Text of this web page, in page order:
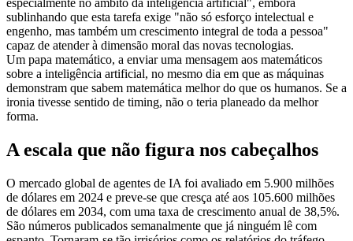
sublinhando que esta tarefa exige "não só esforço intelectual e
engenho, mas também um crescimento integral de toda a pessoa"
capaz de atender à dimensão moral das novas tecnologias.
Um papa matemático, a enviar uma mensagem aos matemáticos
sobre a inteligência artificial, no mesmo dia em que as máquinas
demonstram que sabem matemática melhor do que os humanos. Se a
ironia tivesse sentido de timing, não o teria planeado da melhor
forma.
A escala que não figura nos cabeçalhos
O mercado global de agentes de IA foi avaliado em 5.900 milhões
de dólares em 2024 e preve-se que cresça até aos 105.600 milhões
de dólares em 2034, com uma taxa de crescimento anual de 38,5%.
São números publicados semanalmente que já ninguém lê com